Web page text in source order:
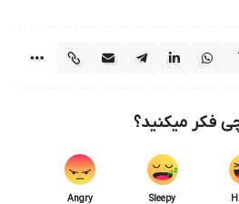
فکر میکنید؟
Sleepy
Angry